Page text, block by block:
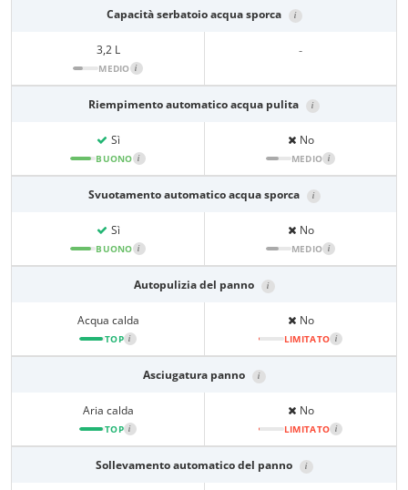
Capacità serbatoio acqua sporca i
3,2 L
MEDIO i
-
Riempimento automatico acqua pulita i
Sì
BUONO i
No
MEDIO i
Svuotamento automatico acqua sporca i
Sì
BUONO i
No
MEDIO i
Autopulizia del panno i
Acqua calda
TOP i
No
LIMITATO i
Asciugatura panno i
Aria calda
TOP i
No
LIMITATO i
Sollevamento automatico del panno i